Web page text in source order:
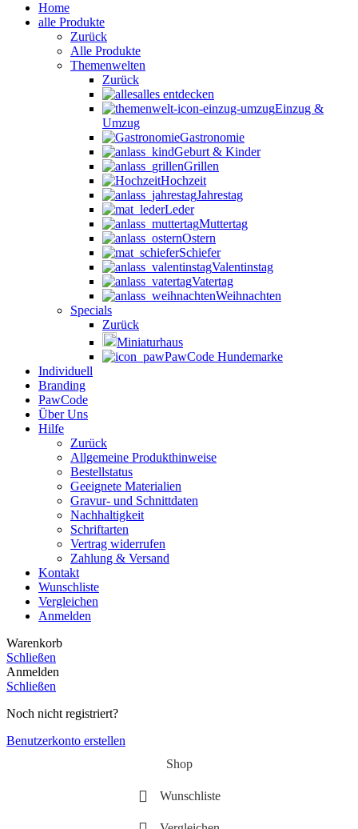
Home
alle Produkte
Zurück
Alle Produkte
Themenwelten
Zurück
alles entdecken
Einzug &
Umzug
Gastronomie
Geburt & Kinder
Grillen
Hochzeit
Jahrestag
Leder
Muttertag
Ostern
Schiefer
Valentinstag
Vatertag
Weihnachten
Specials
Zurück
Miniaturhaus
PawCode Hundemarke
Individuell
Branding
PawCode
Über Uns
Hilfe
Zurück
Allgemeine Produkthinweise
Bestellstatus
Geeignete Materialien
Gravur- und Schnittdaten
Nachhaltigkeit
Schriftarten
Vertrag widerrufen
Zahlung & Versand
Kontakt
Wunschliste
Vergleichen
Anmelden
Warenkorb
Schließen
Anmelden
Schließen
Noch nicht registriert?
Benutzerkonto erstellen
Shop
Wunschliste